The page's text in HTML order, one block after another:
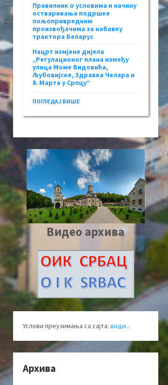
Правилник о условима и начину
остваривања подршке
пољопривредним
произвођачима за набавку
трактора Беларус
Нацрт измјене дијела
„Регулационог плана између
улица Моме Видовића,
Љубовијске, Здравка Челара и
8. Марта у Српцу“
ПОГЛЕДАЈ ВИШЕ
Видео архива
Услови преузимања са сајта: види...
Архива